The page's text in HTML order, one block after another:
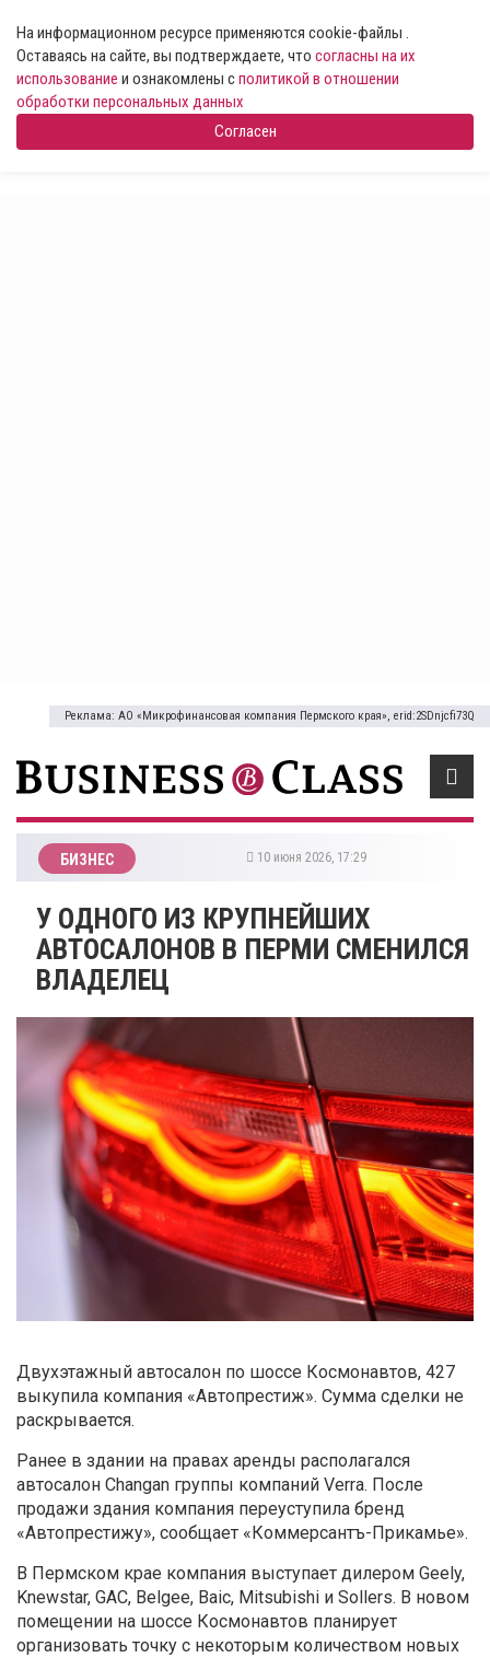
На информационном ресурсе применяются cookie-файлы .
Оставаясь на сайте, вы подтверждаете, что согласны на их
использование и ознакомлены сполитикой в отношении
обработки персональных данных
Согласен
Реклама: АО «Микрофинансовая компания Пермского края», erid:2SDnjcfi73Q
БИЗНЕС 10 июня 2026, 17:29
​У ОДНОГО ИЗ КРУПНЕЙШИХ
АВТОСАЛОНОВ В ПЕРМИ СМЕНИЛСЯ
ВЛАДЕЛЕЦ
Двухэтажный автосалон по шоссе Космонавтов, 427
выкупила компания «Автопрестиж». Сумма сделки не
раскрывается.
Ранее в здании на правах аренды располагался
автосалон Changan группы компаний Verra. После
продажи здания компания переуступила бренд
«Автопрестижу», сообщает «Коммерсантъ-Прикамье».
В Пермском крае компания выступает дилером Geely,
Knewstar, GAC, Belgee, Baic, Mitsubishi и Sollers. В новом
помещении на шоссе Космонавтов планирует
организовать точку с некоторым количеством новых